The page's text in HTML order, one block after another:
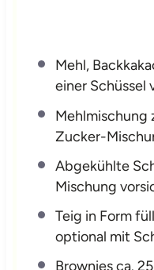
Mehl,
einer Schüssel
Mehlmischung
Zucker-
Abgekühlte
Mischung
Teig in Form
optional mit
Brownies ca.